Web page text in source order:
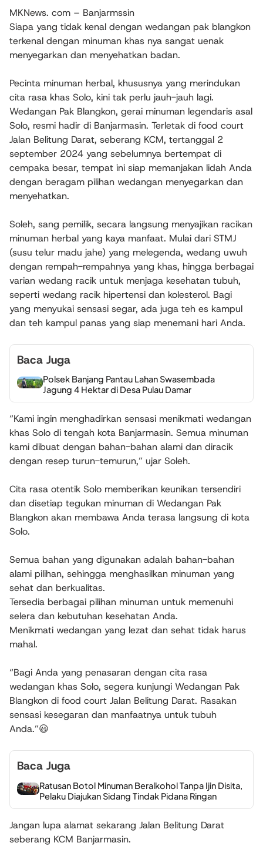
MKNews. com – Banjarmssin
Siapa yang tidak kenal dengan wedangan pak blangkon
terkenal dengan minuman khas nya sangat uenak
menyegarkan dan menyehatkan badan.
Pecinta minuman herbal, khususnya yang merindukan
cita rasa khas Solo, kini tak perlu jauh-jauh lagi.
Wedangan Pak Blangkon, gerai minuman legendaris asal
Solo, resmi hadir di Banjarmasin. Terletak di food court
Jalan Belitung Darat, seberang KCM, tertanggal 2
september 2024 yang sebelumnya bertempat di
cempaka besar, tempat ini siap memanjakan lidah Anda
dengan beragam pilihan wedangan menyegarkan dan
menyehatkan.
Soleh, sang pemilik, secara langsung menyajikan racikan
minuman herbal yang kaya manfaat. Mulai dari STMJ
(susu telur madu jahe) yang melegenda, wedang uwuh
dengan rempah-rempahnya yang khas, hingga berbagai
varian wedang racik untuk menjaga kesehatan tubuh,
seperti wedang racik hipertensi dan kolesterol. Bagi
yang menyukai sensasi segar, ada juga teh es kampul
dan teh kampul panas yang siap menemani hari Anda.
Baca Juga
Polsek Banjang Pantau Lahan Swasembada
Jagung 4 Hektar di Desa Pulau Damar
“Kami ingin menghadirkan sensasi menikmati wedangan
khas Solo di tengah kota Banjarmasin. Semua minuman
kami dibuat dengan bahan-bahan alami dan diracik
dengan resep turun-temurun,” ujar Soleh.
Cita rasa otentik Solo memberikan keunikan tersendiri
dan disetiap tegukan minuman di Wedangan Pak
Blangkon akan membawa Anda terasa langsung di kota
Solo.
Semua bahan yang digunakan adalah bahan-bahan
alami pilihan, sehingga menghasilkan minuman yang
sehat dan berkualitas.
Tersedia berbagai pilihan minuman untuk memenuhi
selera dan kebutuhan kesehatan Anda.
Menikmati wedangan yang lezat dan sehat tidak harus
mahal.
“Bagi Anda yang penasaran dengan cita rasa
wedangan khas Solo, segera kunjungi Wedangan Pak
Blangkon di food court Jalan Belitung Darat. Rasakan
sensasi kesegaran dan manfaatnya untuk tubuh
Anda.”😃
Baca Juga
Ratusan Botol Minuman Beralkohol Tanpa Ijin Disita,
Pelaku Diajukan Sidang Tindak Pidana Ringan
Jangan lupa alamat sekarang Jalan Belitung Darat
seberang KCM Banjarmasin.